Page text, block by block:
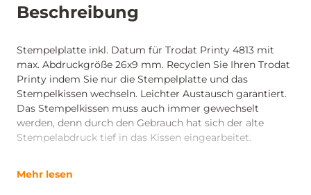
Beschreibung
Stempelplatte inkl. Datum für Trodat Printy 4813 mit
max. Abdruckgröße 26x9 mm. Recyclen Sie Ihren Trodat
Printy indem Sie nur die Stempelplatte und das
Stempelkissen wechseln. Leichter Austausch garantiert.
Das Stempelkissen muss auch immer gewechselt
werden, denn durch den Gebrauch hat sich der alte
Stempelabdruck tief in das Kissen eingearbeitet.
Mehr lesen